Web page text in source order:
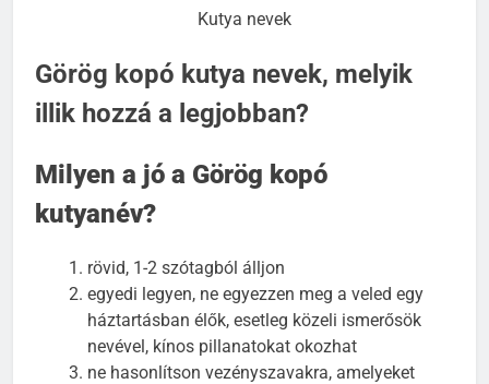
Kutya nevek
Görög kopó kutya nevek, melyik
illik hozzá a legjobban?
Milyen a jó a Görög kopó
kutyanév?
rövid, 1-2 szótagból álljon
egyedi legyen, ne egyezzen meg a veled egy
háztartásban élők, esetleg közeli ismerősök
nevével, kínos pillanatokat okozhat
ne hasonlítson vezényszavakra, amelyeket